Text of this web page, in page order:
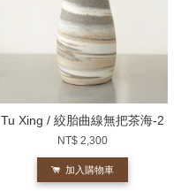
Tu Xing / 絞胎曲線無把茶海-2
NT$ 2,300
加入購物車